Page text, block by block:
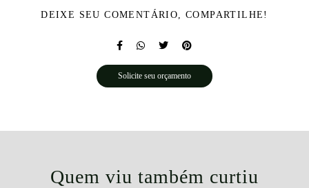
DEIXE SEU COMENTÁRIO, COMPARTILHE!
Solicite seu orçamento
Quem viu também curtiu